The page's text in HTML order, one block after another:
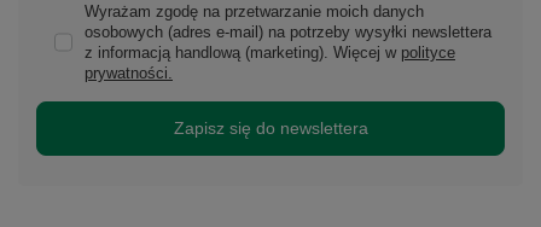
Wyrażam zgodę na przetwarzanie moich danych
osobowych (adres e-mail) na potrzeby wysyłki newslettera
z informacją handlową (marketing). Więcej w polityce
prywatności.
Zapisz się do newslettera